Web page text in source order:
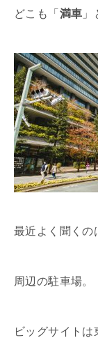
どこも「 満車
最近よく聞くの
周辺の駐車場。
ビッグサイト